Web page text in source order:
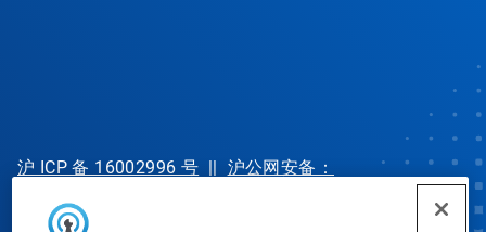
沪 ICP 备 16002996 号 || 沪公网安备：
31010702002902 号